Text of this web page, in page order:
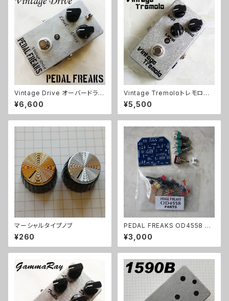
Vintage Drive オーバードライ
ブキット【PEDAL FREAKS】
¥6,600
Vintage Tremoloトレモロキッ
ト
¥5,500
マーシャルタイプノブ
¥260
PEDAL FREAKS OD4558 パ
ーツセット
¥3,000